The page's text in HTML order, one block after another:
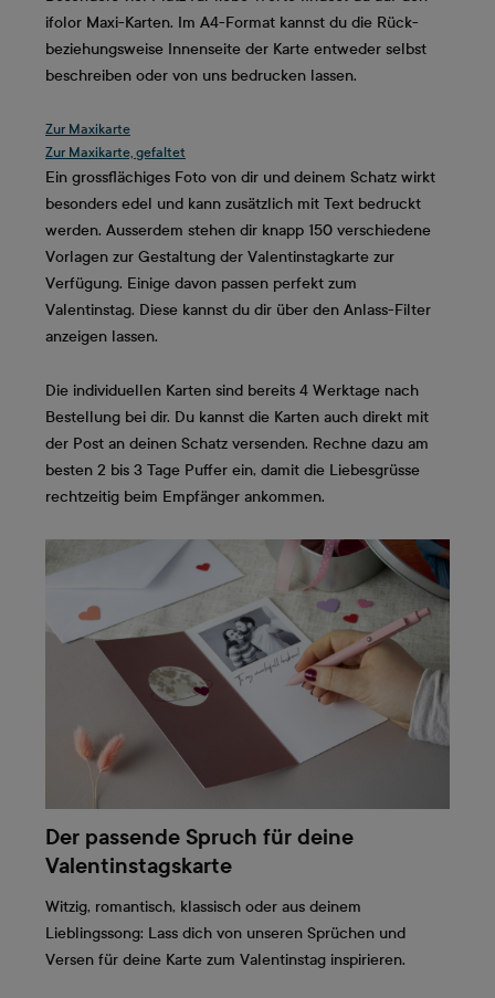
ifolor Maxi-Karten. Im A4-Format kannst du die Rück-
beziehungsweise Innenseite der Karte entweder selbst
beschreiben oder von uns bedrucken lassen.
Zur Maxikarte
Zur Maxikarte, gefaltet
Ein grossflächiges Foto von dir und deinem Schatz wirkt
besonders edel und kann zusätzlich mit Text bedruckt
werden. Ausserdem stehen dir knapp 150 verschiedene
Vorlagen zur Gestaltung der Valentinstagkarte zur
Verfügung. Einige davon passen perfekt zum
Valentinstag. Diese kannst du dir über den Anlass-Filter
anzeigen lassen.
Die individuellen Karten sind bereits 4 Werktage nach
Bestellung bei dir. Du kannst die Karten auch direkt mit
der Post an deinen Schatz versenden. Rechne dazu am
besten 2 bis 3 Tage Puffer ein, damit die Liebesgrüsse
rechtzeitig beim Empfänger ankommen.
Der passende Spruch für deine
Valentinstagskarte
Witzig, romantisch, klassisch oder aus deinem
Lieblingssong: Lass dich von unseren Sprüchen und
Versen für deine Karte zum Valentinstag inspirieren.